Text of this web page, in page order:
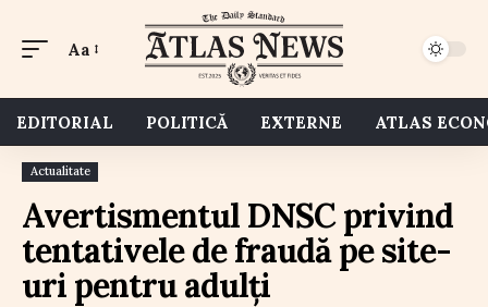
Aa
EDITORIAL POLITICĂ EXTERNE ATLAS
Actualitate
Avertismentul DNSC privind
tentativele de fraudă pe site-
uri pentru adulți